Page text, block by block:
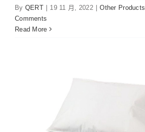
By QERT | 19 11 月, 2022 | Other Products
Comments
Read More